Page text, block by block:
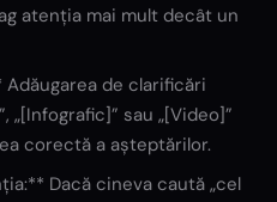
atenția mai mult decât un
de clarificări
„[Infografic]” sau „[Video]”
corectă a așteptărilor.
Dacă cineva caută „cel